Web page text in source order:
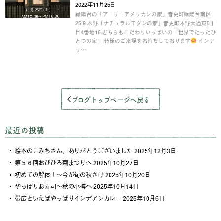
2022年11月25日
緑陽台の「アーリーアメリカンの家」音更町緑陽台南区
25-9 木野「ナチュラルモダンの家」音更町木野大通東5丁
目4番地16 どちらもこだわりいっぱいの「世界でたったひ
とつの家」 皆様のご来場をお待ちしております
インテ
リ…
ブログトップページへ戻る
最近の投稿
絵本のこみちさん、ありがとうございました 2025年12月3日
第５６回おびひろ菊まつりへ2025年10月27日
初めての解体！～今が旬の秋さけ2025年10月20日
やっぱりお寿司～秋の小樽へ2025年10月14日
帯広といえばやっぱりインデアンカレー2025年10月6日